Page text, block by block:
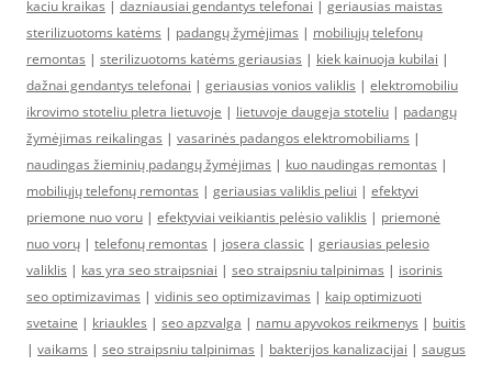
kaciu kraikas | dazniausiai gendantys telefonai | geriausias maistas
sterilizuotoms katėms | padangų žymėjimas | mobiliųjų telefonų
remontas | sterilizuotoms katėms geriausias | kiek kainuoja kubilai |
dažnai gendantys telefonai | geriausias vonios valiklis | elektromobiliu
ikrovimo stoteliu pletra lietuvoje | lietuvoje daugeja stoteliu | padangų
žymėjimas reikalingas | vasarinės padangos elektromobiliams |
naudingas žieminių padangų žymėjimas | kuo naudingas remontas |
mobiliųjų telefonų remontas | geriausias valiklis peliui | efektyvi
priemone nuo voru | efektyviai veikiantis pelėsio valiklis | priemonė
nuo vorų | telefonų remontas | josera classic | geriausias pelesio
valiklis | kas yra seo straipsniai | seo straipsniu talpinimas | isorinis
seo optimizavimas | vidinis seo optimizavimas | kaip optimizuoti
svetaine | kriaukles | seo apzvalga | namu apyvokos reikmenys | buitis
| vaikams | seo straipsniu talpinimas | bakterijos kanalizacijai | saugus